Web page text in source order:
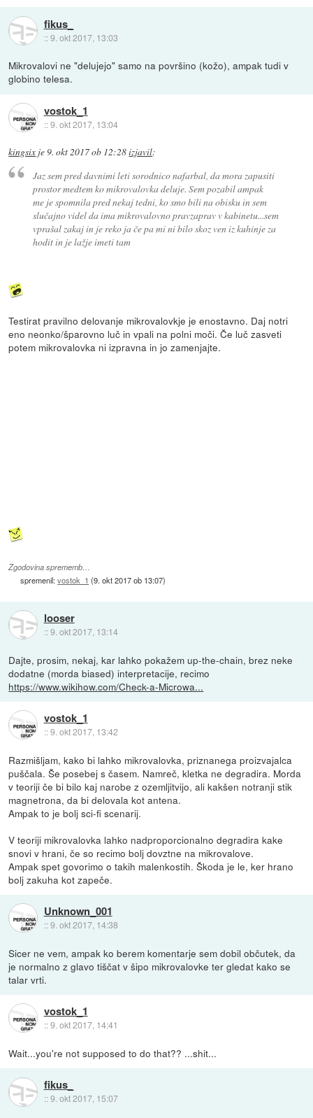
fikus_
::9. okt 2017, 13:03
Mikrovalovi ne "delujejo" samo na površino (kožo), ampak tudi v
globino telesa.
vostok_1
::9. okt 2017, 13:04
kingsix je9. okt 2017 ob 12:28izjavil:
Jaz sem pred davnimi leti sorodnico nafarbal, da mora zapusiti
prostor medtem ko mikrovalovka deluje. Sem pozabil ampak
me je spomnila pred nekaj tedni, ko smo bili na obisku in sem
slučajno videl da ima mikrovalovno pravzaprav v kabinetu...sem
vprašal zakaj in je reko ja če pa mi ni bilo skoz ven iz kuhinje za
hodit in je lažje imeti tam
Testirat pravilno delovanje mikrovalovkje je enostavno. Daj notri
eno neonko/šparovno luč in vpali na polni moči. Če luč zasveti
potem mikrovalovka ni izpravna in jo zamenjajte.
Zgodovina sprememb…
spremenil:vostok_1 (9. okt 2017 ob 13:07)
looser
::9. okt 2017, 13:14
Dajte, prosim, nekaj, kar lahko pokažem up-the-chain, brez neke
dodatne (morda biased) interpretacije, recimo
https://www.wikihow.com/Check-a-Microwa...
vostok_1
::9. okt 2017, 13:42
Razmišljam, kako bi lahko mikrovalovka, priznanega proizvajalca
puščala. Še posebej s časem. Namreč, kletka ne degradira. Morda
v teoriji če bi bilo kaj narobe z ozemljitvijo, ali kakšen notranji stik
magnetrona, da bi delovala kot antena.
Ampak to je bolj sci-fi scenarij.
V teoriji mikrovalovka lahko nadproporcionalno degradira kake
snovi v hrani, če so recimo bolj dovztne na mikrovalove.
Ampak spet govorimo o takih malenkostih. Škoda je le, ker hrano
bolj zakuha kot zapeče.
Unknown_001
::9. okt 2017, 14:38
Sicer ne vem, ampak ko berem komentarje sem dobil občutek, da
je normalno z glavo tiščat v šipo mikrovalovke ter gledat kako se
talar vrti.
vostok_1
::9. okt 2017, 14:41
Wait...you're not supposed to do that?? ...shit...
fikus_
::9. okt 2017, 15:07